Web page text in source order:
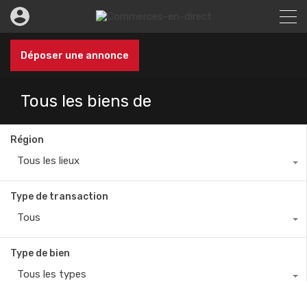
Déposer une annonce
Tous les biens de
Région
Tous les lieux
Type de transaction
Tous
Type de bien
Tous les types